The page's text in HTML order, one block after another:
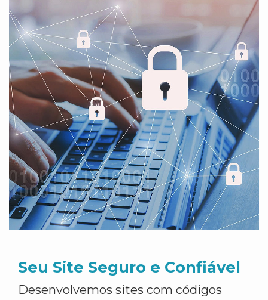
Seu Site Seguro e Confiável
Desenvolvemos sites com códigos